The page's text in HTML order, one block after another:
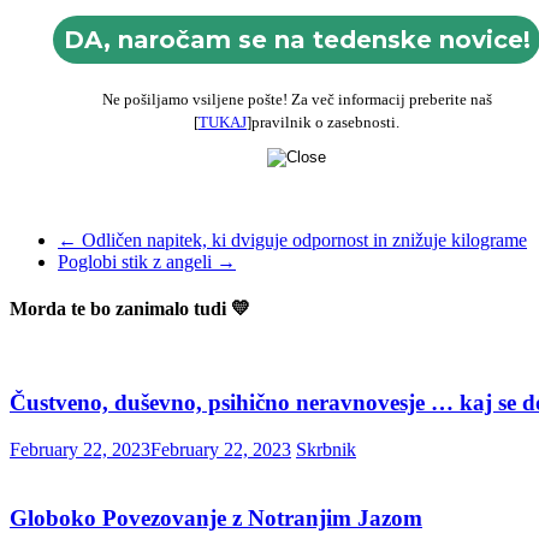
Ne pošiljamo vsiljene pošte! Za več informacij preberite naš
[TUKAJ]pravilnik o zasebnosti.
← Odličen napitek, ki dviguje odpornost in znižuje kilograme
Poglobi stik z angeli →
Morda te bo zanimalo tudi 💛
Čustveno, duševno, psihično neravnovesje … kaj se
February 22, 2023February 22, 2023 Skrbnik
Globoko Povezovanje z Notranjim Jazom